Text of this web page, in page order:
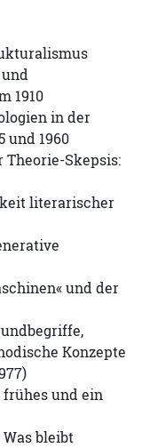
1910
in der
und 1960
Skepsis:
literarischer
und der
Konzepte
und ein
bleibt